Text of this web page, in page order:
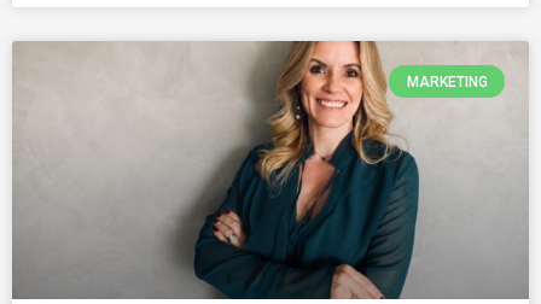
MARKETING